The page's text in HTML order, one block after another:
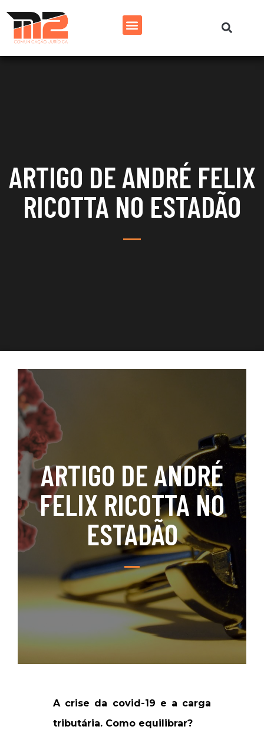
ARTIGO DE ANDRÉ FELIX
RICOTTA NO ESTADÃO
ARTIGO DE ANDRÉ
FELIX RICOTTA NO
ESTADÃO
A crise da covid-19 e a carga
tributária. Como equilibrar?